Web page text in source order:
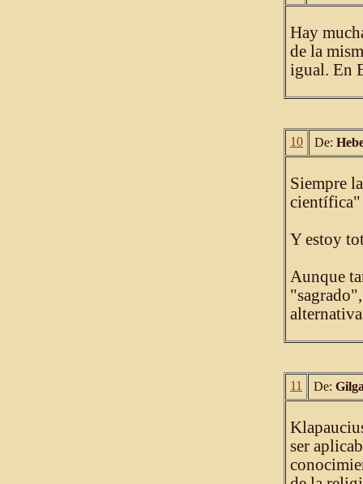
Hay
de la
igual. En
10 De:
Siempre
científica"
Y estoy
Aunque
11 De:
ser